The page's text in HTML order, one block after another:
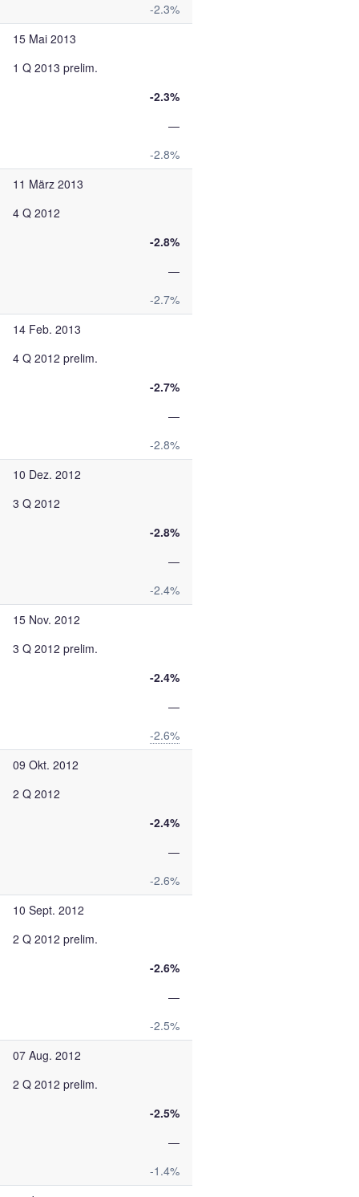
-2.3%
15 Mai 2013
1 Q 2013 prelim.
-2.3%
—
-2.8%
11 März 2013
4 Q 2012
-2.8%
—
-2.7%
14 Feb. 2013
4 Q 2012 prelim.
-2.7%
—
-2.8%
10 Dez. 2012
3 Q 2012
-2.8%
—
-2.4%
15 Nov. 2012
3 Q 2012 prelim.
-2.4%
—
-2.6%
09 Okt. 2012
2 Q 2012
-2.4%
—
-2.6%
10 Sept. 2012
2 Q 2012 prelim.
-2.6%
—
-2.5%
07 Aug. 2012
2 Q 2012 prelim.
-2.5%
—
-1.4%